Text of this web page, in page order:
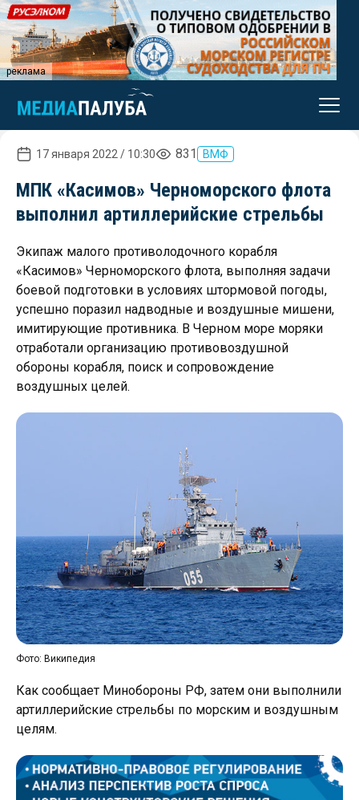
реклама
17 января 2022 / 10:30 831 ВМФ
МПК «Касимов» Черноморского флота
выполнил артиллерийские стрельбы
Экипаж малого противолодочного корабля
«Касимов» Черноморского флота, выполняя задачи
боевой подготовки в условиях штормовой погоды,
успешно поразил надводные и воздушные мишени,
имитирующие противника. В Черном море моряки
отработали организацию противовоздушной
обороны корабля, поиск и сопровождение
воздушных целей.
Фото: Википедия
Как сообщает Минобороны РФ, затем они выполнили
артиллерийские стрельбы по морским и воздушным
целям.